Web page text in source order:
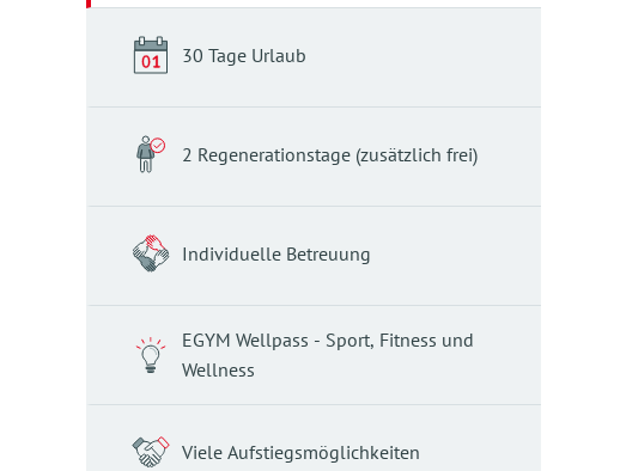
30 Tage Urlaub
2 Regenerationstage (zusätzlich frei)
Individuelle Betreuung
EGYM Wellpass - Sport, Fitness und
Wellness
Viele Aufstiegsmöglichkeiten